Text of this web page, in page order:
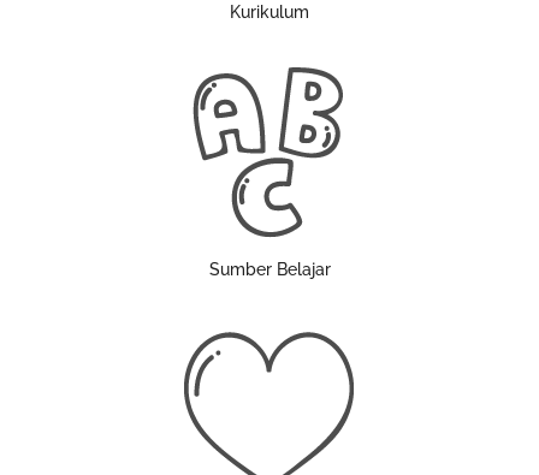
Kurikulum
Sumber Belajar